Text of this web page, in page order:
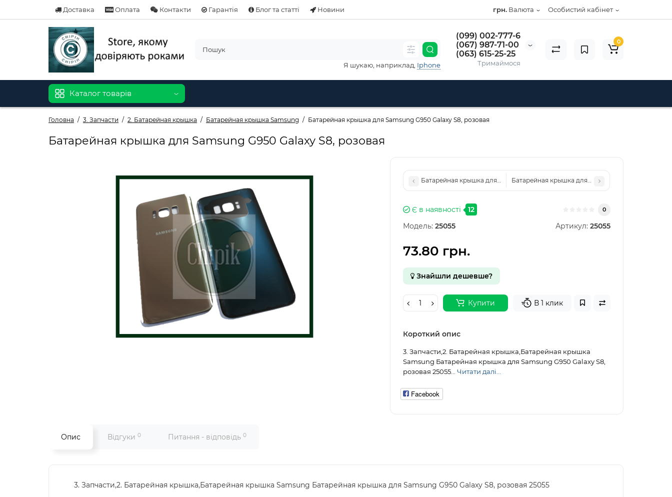
Доставка Оплата Контакти Гарантія Блог та статті Новини Особистий кабінет
грн. Валюта
(099) 002-777-6
(067) 987-71-00
(063) 615-25-25
Тримаймося
Я шукаю, наприклад, Iphone
0
Каталог товарів
Головна 3. Запчасти 2. Батарейная крышка Батарейная крышка Samsung Батарейная крышка для Samsung G950 Galaxy S8, розовая
Батарейная крышка для Samsung G950 Galaxy S8, розовая
Батарейная крышка для Samsung G950 Galaxy S8, золотая
Батарейная крышка для Samsung G950 Galaxy S8,
Є в наявності 12 0
Модель: 25055 Артикул: 25055
73.80 грн.
Знайшли дешевше?
Купити В 1 клик
Короткий опис
3. Запчасти,2. Батарейная крышка,Батарейная крышка
Samsung Батарейная крышка для Samsung G950 Galaxy S8,
розовая 25055... Читати далі...
Facebook
Опис Відгуки 0 Питання - відповідь 0
3. Запчасти,2. Батарейная крышка,Батарейная крышка Samsung Батарейная крышка для Samsung G950 Galaxy S8, розовая 25055